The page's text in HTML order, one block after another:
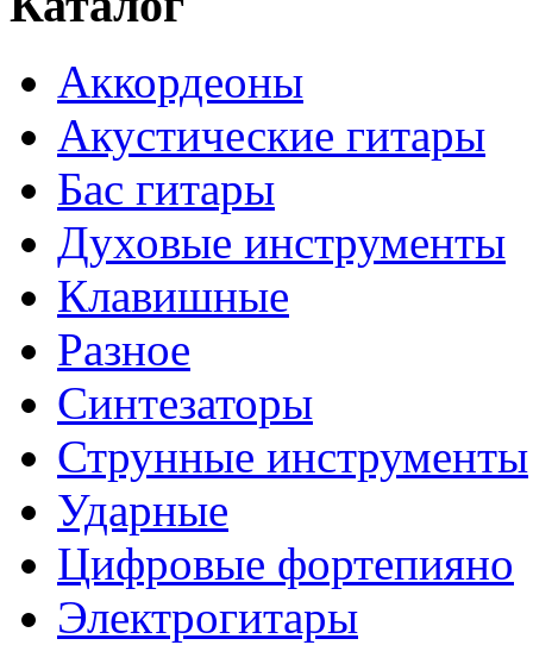
Аккордеоны
Акустические гитары
Бас гитары
Духовые инструменты
Клавишные
Разное
Синтезаторы
Струнные инструменты
Ударные
Цифровые фортепияно
Электрогитары